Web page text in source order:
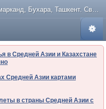
Узбекистан август-сентябрь 2019. Самарканд, Бухара, Ташкент. Свадьба
в Средней Азии и Казахстане
Средней Азии картами
в страны Средней Азии с